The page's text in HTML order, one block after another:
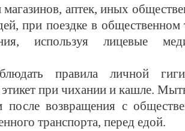
аптек, иных
при поездке в общественном
используя лицевые
правила личной
при чихании и кашле.
возвращения с
транспорта, перед едой.